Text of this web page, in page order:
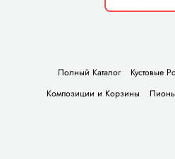
Полный Каталог Кустовые
Композиции и Корзины
Пионы